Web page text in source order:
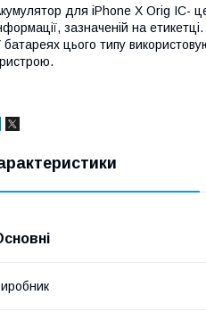
для iPhone X Orig IC- це
зазначеній на
батареях цього типу